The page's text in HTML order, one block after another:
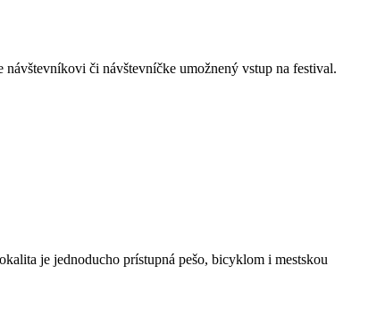
či návštevníčke umožnený vstup na festival.
je jednoducho prístupná pešo, bicyklom i mestskou